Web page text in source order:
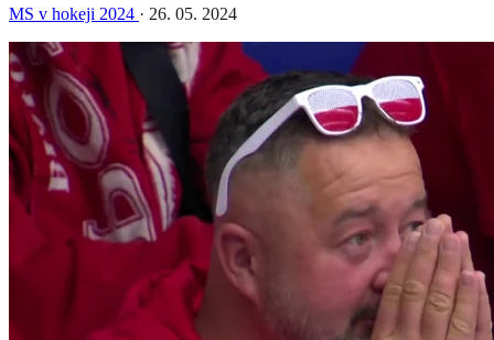
MS v hokeji 2024 · 26. 05. 2024